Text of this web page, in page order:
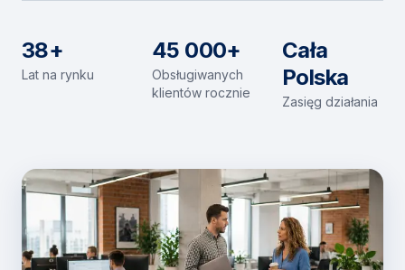
38+
Lat na rynku
45 000+
Obsługiwanych
klientów rocznie
Cała
Polska
Zasięg działania